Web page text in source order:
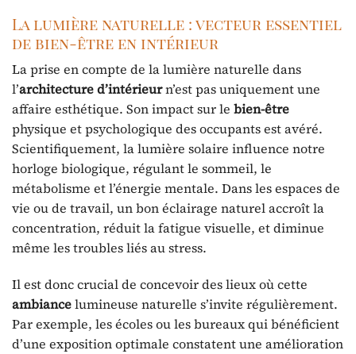
La lumière naturelle : vecteur essentiel
de bien-être en intérieur
La prise en compte de la lumière naturelle dans
l’architecture d’intérieurn’est pas uniquement une
affaire esthétique. Son impact sur le bien-être
physique et psychologique des occupants est avéré.
Scientifiquement, la lumière solaire influence notre
horloge biologique, régulant le sommeil, le
métabolisme et l’énergie mentale. Dans les espaces de
vie ou de travail, un bon éclairage naturel accroît la
concentration, réduit la fatigue visuelle, et diminue
même les troubles liés au stress.
Il est donc crucial de concevoir des lieux où cette
ambiancelumineuse naturelle s’invite régulièrement.
Par exemple, les écoles ou les bureaux qui bénéficient
d’une exposition optimale constatent une amélioration